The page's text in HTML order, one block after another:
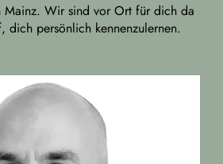
Mainz. Wir sind vor Ort für dich da
dich persönlich kennenzulernen.